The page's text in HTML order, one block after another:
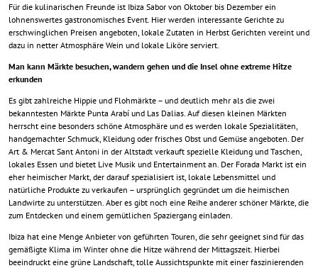
Für die kulinarischen Freunde ist Ibiza Sabor von Oktober bis Dezember ein
lohnenswertes gastronomisches Event. Hier werden interessante Gerichte zu
erschwinglichen Preisen angeboten, lokale Zutaten in Herbst Gerichten vereint und
dazu in netter Atmosphäre Wein und lokale Liköre serviert.
Man kann Märkte besuchen, wandern gehen und die Insel ohne extreme Hitze
erkunden
Es gibt zahlreiche Hippie und Flohmärkte – und deutlich mehr als die zwei
bekanntesten Märkte Punta Arabí und Las Dalias. Auf diesen kleinen Märkten
herrscht eine besonders schöne Atmosphäre und es werden lokale Spezialitäten,
handgemachter Schmuck, Kleidung oder frisches Obst und Gemüse angeboten. Der
Art & Mercat Sant Antoni in der Altstadt verkauft spezielle Kleidung und Taschen,
lokales Essen und bietet Live Musik und Entertainment an. Der Forada Markt ist ein
eher heimischer Markt, der darauf spezialisiert ist, lokale Lebensmittel und
natürliche Produkte zu verkaufen – ursprünglich gegründet um die heimischen
Landwirte zu unterstützen. Aber es gibt noch eine Reihe anderer schöner Märkte, die
zum Entdecken und einem gemütlichen Spaziergang einladen.
Ibiza hat eine Menge Anbieter von geführten Touren, die sehr geeignet sind für das
gemäßigte Klima im Winter ohne die Hitze während der Mittagszeit. Hierbei
beeindruckt eine grüne Landschaft, tolle Aussichtspunkte mit einer faszinierenden